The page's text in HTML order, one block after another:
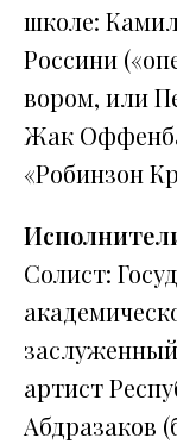
школе:
Россини
вором, или
Жак
«Робинзон
Солист:
артист
Абдразаков